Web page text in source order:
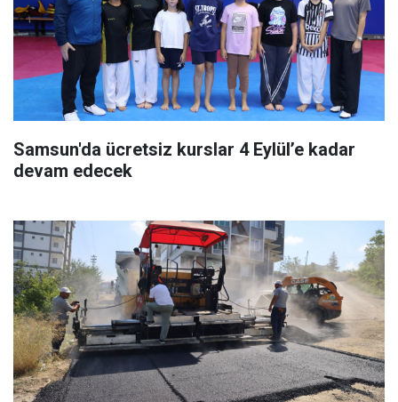
Samsun'da ücretsiz kurslar 4 Eylül’e kadar
devam edecek